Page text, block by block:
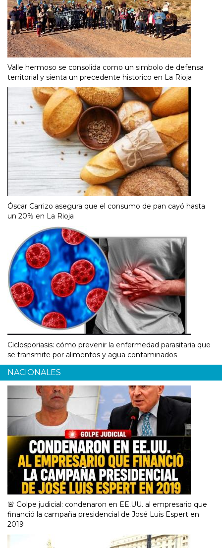
Valle hermoso se consolida como un simbolo de defensa
territorial y sienta un precedente historico en La Rioja
Óscar Carrizo asegura que el consumo de pan cayó hasta
un 20% en La Rioja
Ciclosporiasis: cómo prevenir la enfermedad parasitaria que
se transmite por alimentos y agua contaminados
NACIONALES
🚨 Golpe judicial: condenaron en EE.UU. al empresario que
financió la campaña presidencial de José Luis Espert en
2019